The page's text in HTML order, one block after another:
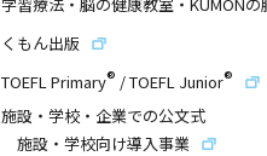
くもん出版
TOEFL Primary® /TOEFL Junior®
施設・学校・企業での公文式
施設・学校向け導入事業